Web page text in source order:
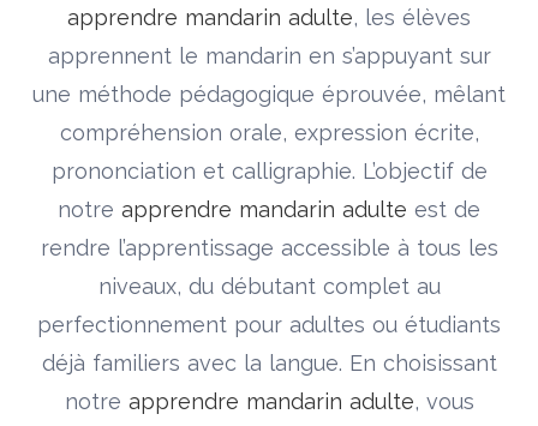
apprendre mandarin adulte, les élèves
apprennent le mandarin en s’appuyant sur
une méthode pédagogique éprouvée, mêlant
compréhension orale, expression écrite,
prononciation et calligraphie. L’objectif de
notre apprendre mandarin adulte est de
rendre l’apprentissage accessible à tous les
niveaux, du débutant complet au
perfectionnement pour adultes ou étudiants
déjà familiers avec la langue. En choisissant
notre apprendre mandarin adulte, vous